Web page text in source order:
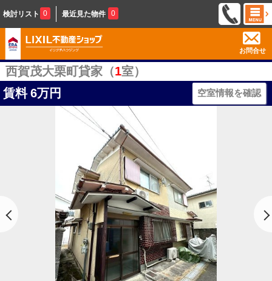
検討リスト 0 最近見た物件 0
お問合せ
西賀茂大栗町貸家（1室）
賃料 6万円 空室情報を確認